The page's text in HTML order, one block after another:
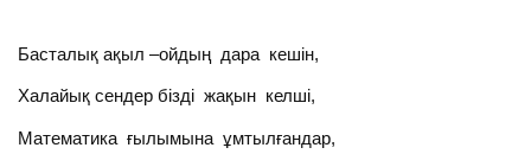
Басталық ақыл –ойдың дара кешін,
Халайық сендер бізді жақын келші,
Математика ғылымына ұмтылғандар,